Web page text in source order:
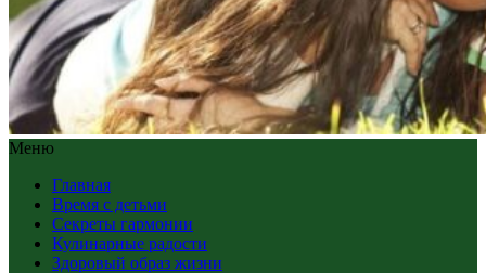
Меню
Главная
Время с детьми
Секреты гармонии
Кулинарные радости
Здоровый образ жизни